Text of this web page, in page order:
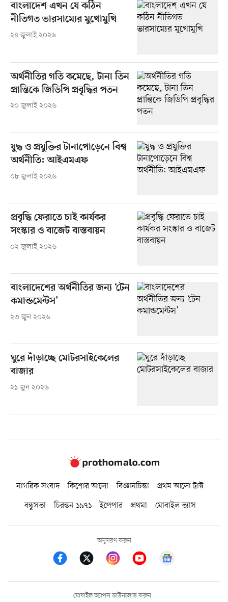
বাংলাদেশ এখন যে কঠিন
নীতিগত ভারসাম্যের মুখোমুখি
২৪ জুলাই ২০২৬
অর্থনীতির গতি কমেছে, টানা তিন
প্রান্তিকে জিডিপি প্রবৃদ্ধির পতন
২০ জুলাই ২০২৬
যুদ্ধ ও প্রযুক্তির টানাপোড়েনে বিশ্ব
অর্থনীতি: আইএমএফ
০৮ জুলাই ২০২৬
প্রবৃদ্ধি ফেরাতে চাই কার্যকর
সংস্কার ও বাজেট বাস্তবায়ন
০২ জুলাই ২০২৬
বাংলাদেশের অর্থনীতির জন্য ‘টেন
কমান্ডমেন্টস’
২৩ জুন ২০২৬
ঘুরে দাঁড়াচ্ছে মোটরসাইকেলের
বাজার
২১ জুন ২০২৬
নাগরিক সংবাদ কিশোর আলো বিজ্ঞানচিন্তা
প্রথম আলো ট্রাস্ট
বন্ধুসভা
চিরন্তন ১৯৭১ ইপেপার প্রথমা মোবাইল ভ্যাস
অনুসরণ করুন
মোবাইল অ্যাপস ডাউনলোড করুন